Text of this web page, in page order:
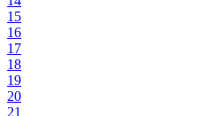
15
16
17
18
19
20
21